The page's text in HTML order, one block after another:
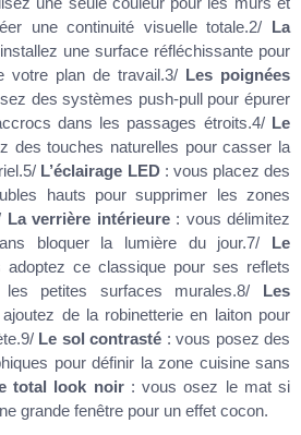
une continuité visuelle totale.2/ La
une surface réfléchissante pour
votre plan de travail.3/ Les poignées
des systèmes push-pull pour épurer
dans les passages étroits.4/ Le
des touches naturelles pour casser la
L’éclairage LED: vous placez des
hauts pour supprimer les zones
La verrière intérieure: vous délimitez
bloquer la lumière du jour.7/ Le
adoptez ce classique pour ses reflets
petites surfaces murales.8/ Les
de la robinetterie en laiton pour
Le sol contrasté : vous posez des
pour définir la zone cuisine sans
total look noir: vous osez le mat si
grande fenêtre pour un effet cocon.